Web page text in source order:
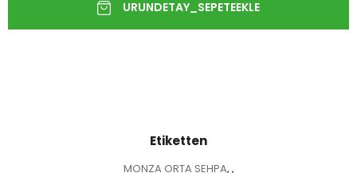
Etiketten
MONZA ORTA SEHPA, ,